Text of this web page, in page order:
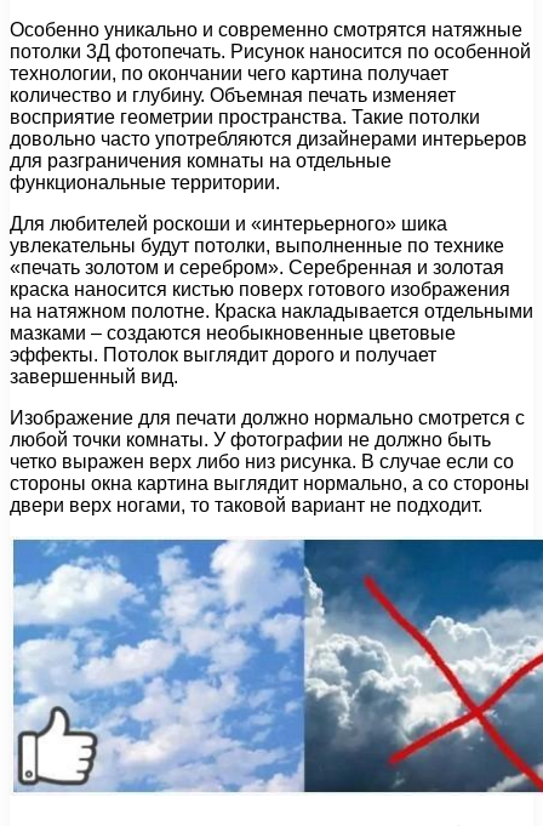
Особенно уникально и современно смотрятся натяжные
потолки 3Д фотопечать. Рисунок наносится по особенной
технологии, по окончании чего картина получает
количество и глубину. Объемная печать изменяет
восприятие геометрии пространства. Такие потолки
довольно часто употребляются дизайнерами интерьеров
для разграничения комнаты на отдельные
функциональные территории.
Для любителей роскоши и «интерьерного» шика
увлекательны будут потолки, выполненные по технике
«печать золотом и серебром». Серебренная и золотая
краска наносится кистью поверх готового изображения
на натяжном полотне. Краска накладывается отдельными
мазками – создаются необыкновенные цветовые
эффекты. Потолок выглядит дорого и получает
завершенный вид.
Изображение для печати должно нормально смотрется с
любой точки комнаты. У фотографии не должно быть
четко выражен верх либо низ рисунка. В случае если со
стороны окна картина выглядит нормально, а со стороны
двери верх ногами, то таковой вариант не подходит.